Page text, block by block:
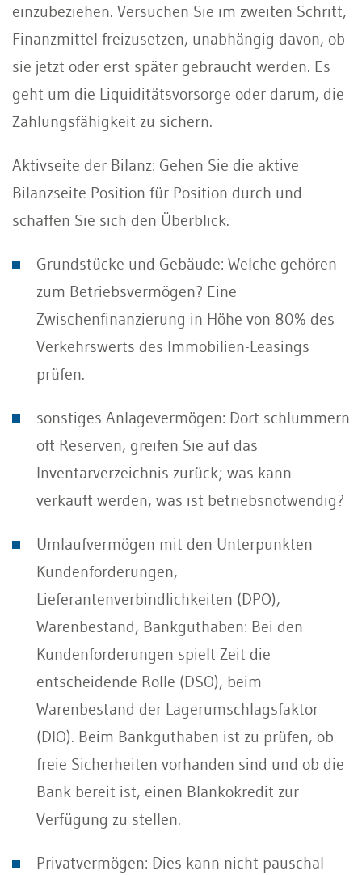
einzubeziehen. Versuchen Sie im zweiten Schritt,
Finanzmittel freizusetzen, unabhängig davon, ob
sie jetzt oder erst später gebraucht werden. Es
geht um die Liquiditätsvorsorge oder darum, die
Zahlungsfähigkeit zu sichern.
Aktivseite der Bilanz: Gehen Sie die aktive
Bilanzseite Position für Position durch und
schaffen Sie sich den Überblick.
Grundstücke und Gebäude: Welche gehören
zum Betriebsvermögen? Eine
Zwischenfinanzierung in Höhe von 80% des
Verkehrswerts des Immobilien-Leasings
prüfen.
sonstiges Anlagevermögen: Dort schlummern
oft Reserven, greifen Sie auf das
Inventarverzeichnis zurück; was kann
verkauft werden, was ist betriebsnotwendig?
Umlaufvermögen mit den Unterpunkten
Kundenforderungen,
Lieferantenverbindlichkeiten (DPO),
Warenbestand, Bankguthaben: Bei den
Kundenforderungen spielt Zeit die
entscheidende Rolle (DSO), beim
Warenbestand der Lagerumschlagsfaktor
(DIO). Beim Bankguthaben ist zu prüfen, ob
freie Sicherheiten vorhanden sind und ob die
Bank bereit ist, einen Blankokredit zur
Verfügung zu stellen.
Privatvermögen: Dies kann nicht pauschal